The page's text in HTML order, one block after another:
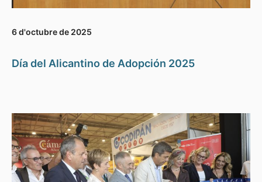
6 d'octubre de 2025
Día del Alicantino de Adopción 2025